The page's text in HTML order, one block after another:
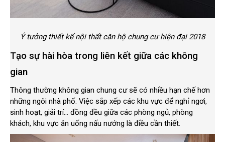
Ý tưởng thiết kế nội thất căn hộ chung cư hiện đại 2018
Tạo sự hài hòa trong liên kết giữa các không
gian
Thông thường không gian chung cư sẽ có nhiều hạn chế hơn
những ngôi nhà phố. Việc sắp xếp các khu vực để nghỉ ngơi,
sinh hoạt, giải trí… đồng đều giữa các phòng ngủ, phòng
khách, khu vực ăn uống nấu nướng là điều cần thiết.